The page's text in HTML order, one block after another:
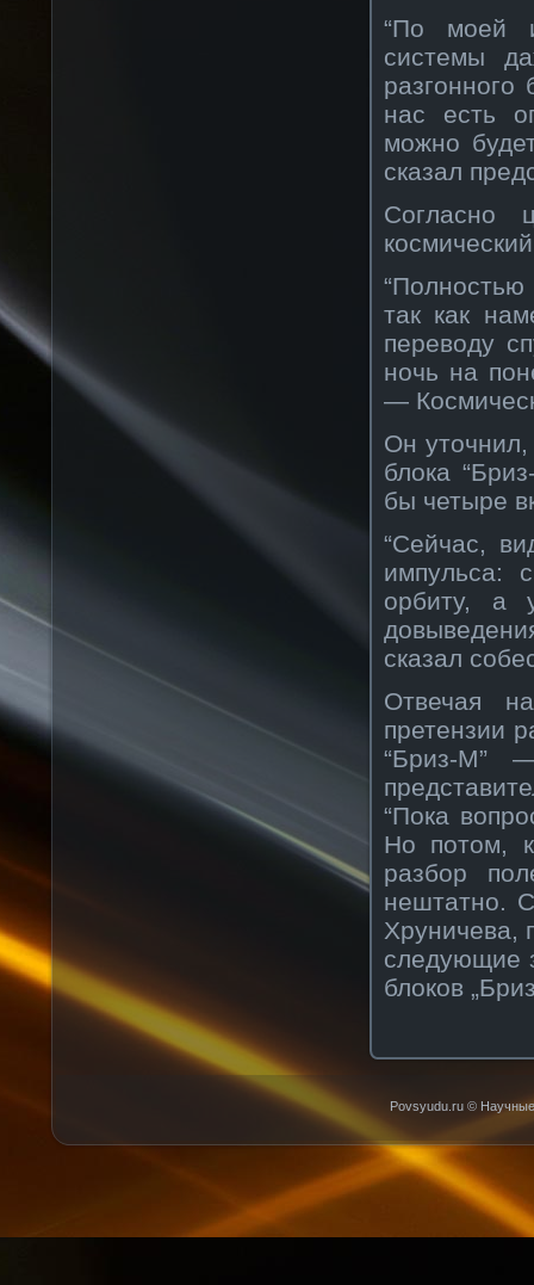
“По моей
системы
нас есть
можно
сказал
Согласно
так как
переводу
ночь на
—
Он уточнил,
блока
бы четыре
“Сейчас,
импульса:
орбиту, а
сказал
Отвечая
претензии
“Бриз-М”
“Пока
Но потом,
разбор
нештатно.
Хруничева,
следующие
блоков
Povsyudu.ru © Научные